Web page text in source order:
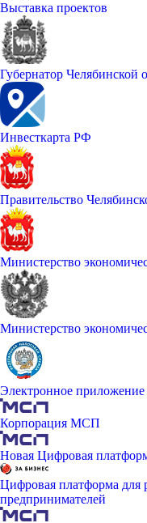
Выставка проектов
Губернатор Челябинской
Инвесткарта РФ
Правительство
Министерство
Министерство
Электронное
Корпорация МСП
Новая Цифровая
Цифровая платформа для
предпринимателей